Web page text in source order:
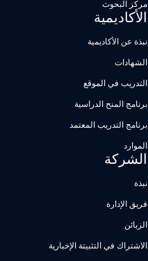
مركز البحوث
الأكاديمية
نبذة عن الأكاديمية
الشهادات
التدريب في الموقع
برنامج المنح الدراسية
برنامج التدريب المعتمد
الموارد
الشركة
نبذة
فريق الإدارة
الزبائن
الاشتراك في التثبيتة الإخبارية